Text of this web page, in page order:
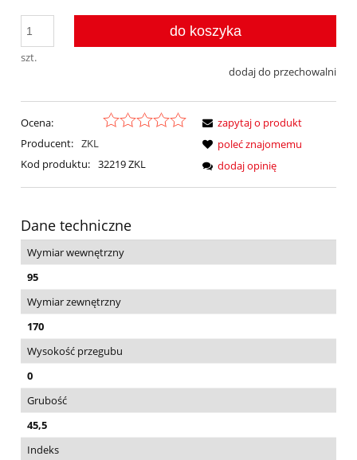
szt.
do koszyka
dodaj do przechowalni
Ocena:
Producent: ZKL
Kod produktu: 32219 ZKL
zapytaj o produkt
poleć znajomemu
dodaj opinię
Dane techniczne
Wymiar wewnętrzny
95
Wymiar zewnętrzny
170
Wysokość przegubu
0
Grubość
45,5
Indeks